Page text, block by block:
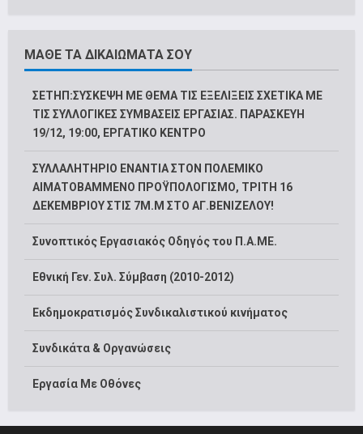
ΜΑΘΕ ΤΑ ΔΙΚΑΙΩΜΑΤΑ ΣΟΥ
ΣΕΤΗΠ:ΣΥΣΚΕΨΗ ΜΕ ΘΕΜΑ ΤΙΣ ΕΞΕΛΙΞΕΙΣ ΣΧΕΤΙΚΑ ΜΕ
ΤΙΣ ΣΥΛΛΟΓΙΚΕΣ ΣΥΜΒΑΣΕΙΣ ΕΡΓΑΣΙΑΣ. ΠΑΡΑΣΚΕΥΗ
19/12, 19:00, ΕΡΓΑΤΙΚΟ ΚΕΝΤΡΟ
ΣΥΛΛΑΛΗΤΗΡΙΟ ΕΝΑΝΤΙΑ ΣΤΟΝ ΠΟΛΕΜΙΚΟ
ΑΙΜΑΤΟΒΑΜΜΕΝΟ ΠΡΟΫΠΟΛΟΓΙΣΜΟ, ΤΡΙΤΗ 16
ΔΕΚΕΜΒΡΙΟΥ ΣΤΙΣ 7Μ.Μ ΣΤΟ ΑΓ.ΒΕΝΙΖΕΛΟΥ!
Συνοπτικός Εργασιακός Οδηγός του Π.Α.ΜΕ.
Εθνική Γεν. Συλ. Σύμβαση (2010-2012)
Εκδημοκρατισμός Συνδικαλιστικού κινήματος
Συνδικάτα & Οργανώσεις
Εργασία Με Οθόνες